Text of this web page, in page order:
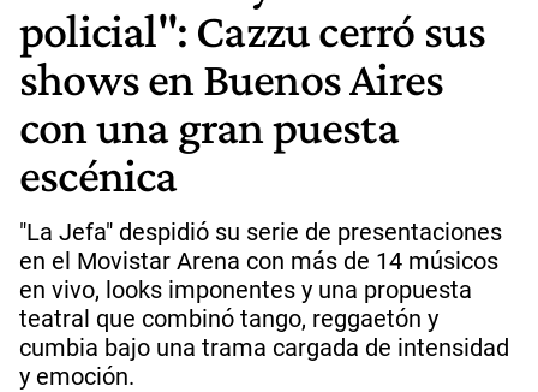
policial": Cazzu cerró sus
shows en Buenos Aires
con una gran puesta
escénica
"La Jefa" despidió su serie de presentaciones
en el Movistar Arena con más de 14 músicos
en vivo, looks imponentes y una propuesta
teatral que combinó tango, reggaetón y
cumbia bajo una trama cargada de intensidad
y emoción.